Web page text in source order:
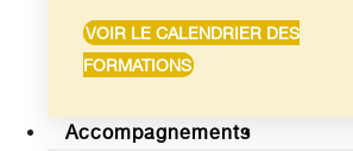
VOIR LE CALENDRIER DES
FORMATIONS
Accompagnements